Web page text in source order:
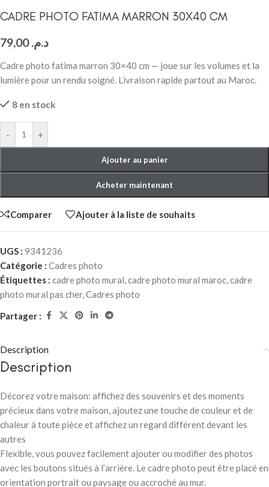
CADRE PHOTO FATIMA MARRON 30X40 CM
د.م.79,00
Cadre photo fatima marron 30×40 cm — joue sur les volumes et la
lumière pour un rendu soigné. Livraison rapide partout au Maroc.
8 en stock
- +
Ajouter au panier
Acheter maintenant
Comparer Ajouter à la liste de souhaits
UGS : 9341236
Catégorie : Cadres photo
Étiquettes : cadre photo mural,cadre photo mural maroc,cadre
photo mural pas cher,Cadres photo
Partager :
Description
Description
Décorez votre maison: affichez des souvenirs et des moments
précieux dans votre maison, ajoutez une touche de couleur et de
chaleur à toute pièce et affichez un regard différent devant les
autres
Flexible, vous pouvez facilement ajouter ou modifier des photos
avec les boutons situés à l’arrière. Le cadre photo peut être placé en
orientation portrait ou paysage ou accroché au mur.